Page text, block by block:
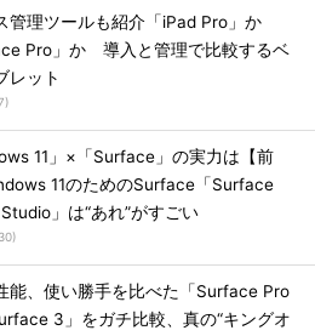
管理ツールも紹介「iPad Pro」か
Pro」か 導入と管理で比較するベ
レット
)
11」×「Surface」の実力は【前
11のためのSurface「Surface
」は“あれ”がすごい
)
能、使い勝手を比べた「Surface Pro
3」をガチ比較、真の“キングオ